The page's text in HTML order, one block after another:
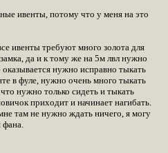
ивенты, потому что у меня на это
ивенты требуют много золота для
да и к тому же на 5м лвл нужно
нужно исправно тыкать
в фуле, нужно очень много тыкать
нужно только сидеть и тыкать
приходит и начинает нагибать.
там не нужно ждать ничего, я могу
фана.